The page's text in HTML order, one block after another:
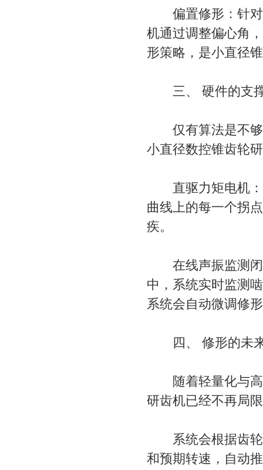
偏置修形：针对
机通过调整偏心角
形策略，是小直径
三、 硬件的支撑
仅有算法是不够
小直径数控锥齿轮
直驱力矩电机：
曲线上的每一个拐
疾。
在线声振监测闭
中，系统实时监测
系统会自动微调修
四、 修形的未来
随着轻量化与高
研齿机已经不再局
系统会根据齿轮
和预期转速，自动